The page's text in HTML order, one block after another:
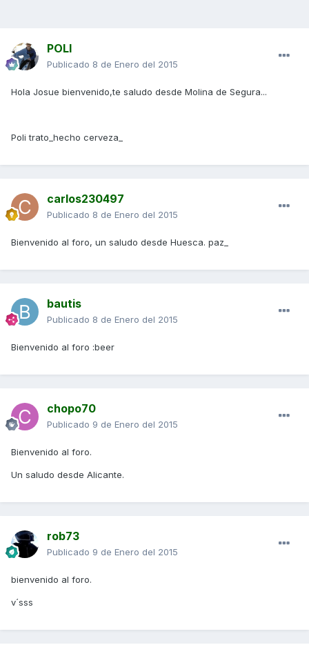
POLI
Publicado 8 de Enero del 2015
Hola Josue bienvenido,te saludo desde Molina de Segura...
Poli trato_hecho cerveza_
carlos230497
Publicado 8 de Enero del 2015
Bienvenido al foro, un saludo desde Huesca. paz_
bautis
Publicado 8 de Enero del 2015
Bienvenido al foro :beer
chopo70
Publicado 9 de Enero del 2015
Bienvenido al foro.
Un saludo desde Alicante.
rob73
Publicado 9 de Enero del 2015
bienvenido al foro.
v´sss